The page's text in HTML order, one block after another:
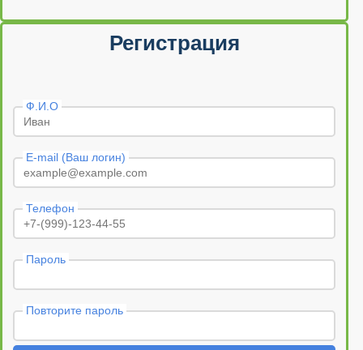
Регистрация
Ф.И.О
E-mail (Ваш логин)
Телефон
Пароль
Повторите пароль